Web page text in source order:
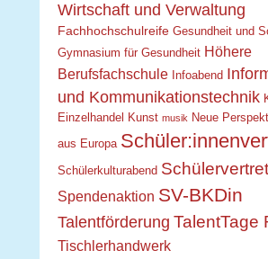
Wirtschaft und Verwaltung
Fachhochschulreife Gesundheit und
Gymnasium für Gesundheit Höhere
Berufsfachschule Infoabend
und Kommunikationstechnik
Einzelhandel
Kunst musik Neue
aus Europa
Schülerkulturabend
Spendenaktion SV-BKDin
Talentförderung TalentTage
Tischlerhandwerk